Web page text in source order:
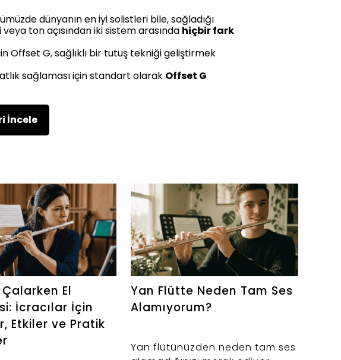
dünyanın en iyi solistleri bile, sağladığı
ton açısından iki sistem arasında hiçbir fark
Offset G, sağlıklı bir tutuş tekniği geliştirmek
sağlaması için standart olarak Offset G
İncele
El
İcracılar İçin
Etkiler ve Pratik
Yan Flütte Neden Tam Ses
Alamıyorum?
Yan flütünüzden neden tam ses